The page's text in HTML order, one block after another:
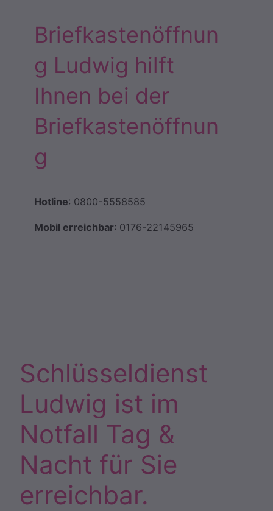
Briefkastenöffnun
g Ludwig hilft
Ihnen bei der
Briefkastenöffnun
g
Hotline: 0800-5558585
Mobil erreichbar: 0176-22145965
Schlüsseldienst
Ludwig ist im
Notfall Tag &
Nacht für Sie
erreichbar.